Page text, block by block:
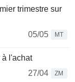
trimestre sur
05/05
MT
à l'achat
27/04
ZM